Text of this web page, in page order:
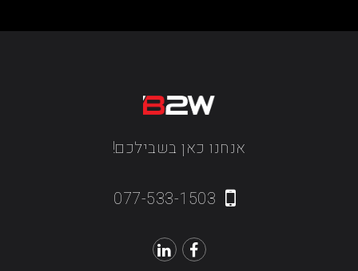
אנחנו כאן בשבילכם!
077-533-1503